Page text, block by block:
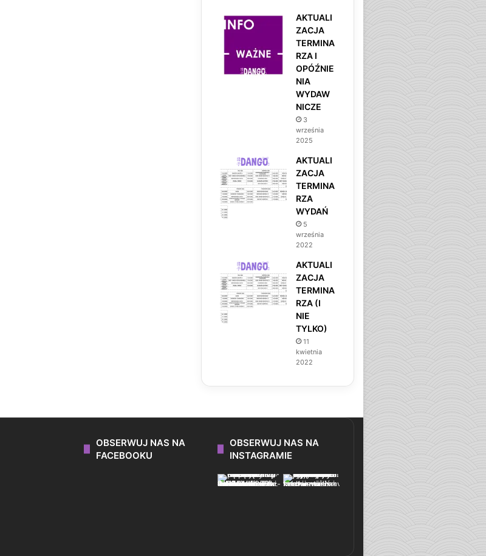
AKTUALI
ZACJA
TERMINA
RZA I
OPÓŹNIE
NIA
WYDAW
NICZE
3
września
2025
AKTUALI
ZACJA
TERMINA
RZA
WYDAŃ
5
września
2022
AKTUALI
ZACJA
TERMINA
RZA (I
NIE
TYLKO)
11
kwietnia
2022
OBSERWUJ NAS NA
FACEBOOKU
OBSERWUJ NAS NA
INSTAGRAMIE